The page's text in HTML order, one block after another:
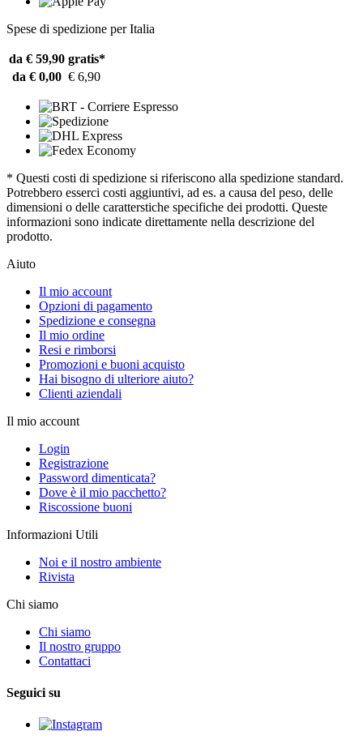
Spese di spedizione per Italia
da € 59,90 gratis*
da € 0,00 € 6,90
* Questi costi di spedizione si riferiscono alla spedizione standard.
Potrebbero esserci costi aggiuntivi, ad es. a causa del peso, delle
dimensioni o delle caratterstiche specifiche dei prodotti. Queste
informazioni sono indicate direttamente nella descrizione del
prodotto.
Aiuto
Il mio account
Opzioni di pagamento
Spedizione e consegna
Il mio ordine
Resi e rimborsi
Promozioni e buoni acquisto
Hai bisogno di ulteriore aiuto?
Clienti aziendali
Il mio account
Login
Registrazione
Password dimenticata?
Dove è il mio pacchetto?
Riscossione buoni
Informazioni Utili
Noi e il nostro ambiente
Rivista
Chi siamo
Chi siamo
Il nostro gruppo
Contattaci
Seguici su